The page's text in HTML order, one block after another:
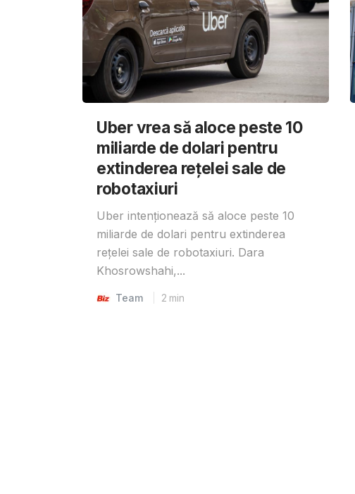
Uber vrea să aloce peste 10
miliarde de dolari pentru
extinderea rețelei sale de
robotaxiuri
Uber intenționează să aloce peste 10
miliarde de dolari pentru extinderea
rețelei sale de robotaxiuri. Dara
Khosrowshahi,...
Team 2 min